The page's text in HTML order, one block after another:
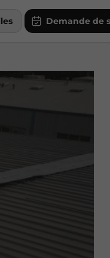
Demande de